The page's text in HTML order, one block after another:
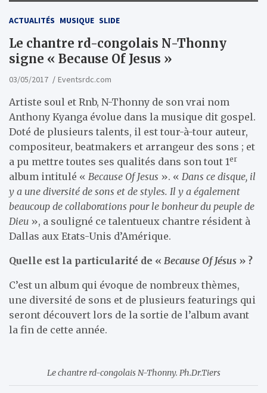
ACTUALITÉS MUSIQUE SLIDE
Le chantre rd-congolais N-Thonny
signe « Because Of Jesus »
03/05/2017 Eventsrdc.com
Artiste soul et Rnb, N-Thonny de son vrai nom
Anthony Kyanga évolue dans la musique dit gospel.
Doté de plusieurs talents, il est tour-à-tour auteur,
compositeur, beatmakers et arrangeur des sons ; et
a pu mettre toutes ses qualités dans son tout 1er
album intitulé « Because Of Jesus ». « Dans ce disque, il
y a une diversité de sons et de styles. Il y a également
beaucoup de collaborations pour le bonheur du peuple de
Dieu », a souligné ce talentueux chantre résident à
Dallas aux Etats-Unis d’Amérique.
Quelle est la particularité de « Because Of Jésus » ?
C’est un album qui évoque de nombreux thèmes,
une diversité de sons et de plusieurs featurings qui
seront découvert lors de la sortie de l’album avant
la fin de cette année.
Le chantre rd-congolais N-Thonny. Ph.Dr.Tiers